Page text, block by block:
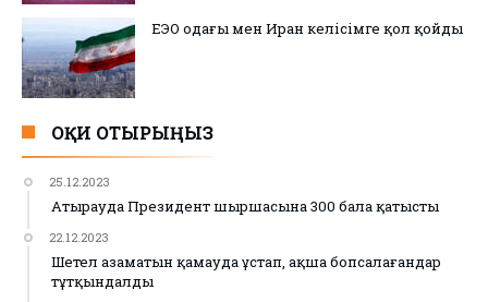
ЕЭО одағы мен Иран келісімге қол қойды
ОҚИ ОТЫРЫҢЫЗ
25.12.2023
Атырауда Президент шыршасына 300 бала қатысты
22.12.2023
Шетел азаматын қамауда ұстап, ақша бопсалағандар
тұтқындалды